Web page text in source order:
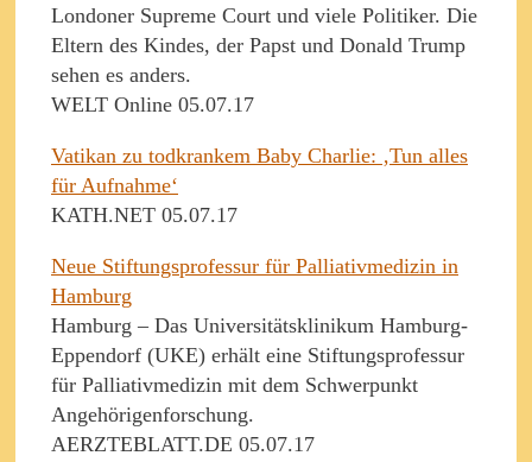
Londoner Supreme Court und viele Politiker. Die
Eltern des Kindes, der Papst und Donald Trump
sehen es anders.
WELT Online 05.07.17
Vatikan zu todkrankem Baby Charlie: ‚Tun alles
für Aufnahme‘
KATH.NET 05.07.17
Neue Stiftungsprofessur für Palliativmedizin in
Hamburg
Hamburg – Das Universitätsklinikum Hamburg-
Eppendorf (UKE) erhält eine Stiftungsprofessur
für Palliativmedizin mit dem Schwerpunkt
Angehörigenforschung.
AERZTEBLATT.DE 05.07.17